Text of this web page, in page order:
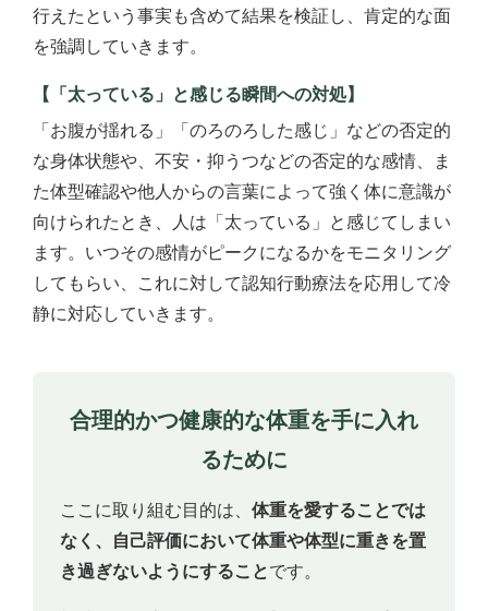
行えたという事実も含めて結果を検証し、肯定的な面
を強調していきます。
【「太っている」と感じる瞬間への対処】
「お腹が揺れる」「のろのろした感じ」などの否定的
な身体状態や、不安・抑うつなどの否定的な感情、ま
た体型確認や他人からの言葉によって強く体に意識が
向けられたとき、人は「太っている」と感じてしまい
ます。いつその感情がピークになるかをモニタリング
してもらい、これに対して認知行動療法を応用して冷
静に対応していきます。
合理的かつ健康的な体重を手に入れ
るために
ここに取り組む目的は、 体重を愛することでは
なく、自己評価において体重や体型に重きを置
き過ぎないようにすることです。